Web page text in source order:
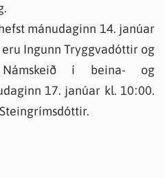
mánudaginn 14. janúar
Ingunn Tryggvadóttir og
Námskeið í beina- og
17. janúar kl. 10:00.